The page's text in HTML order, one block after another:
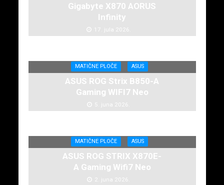
Gigabyte X870 AORUS
Infinity
17. jula 2026.
MATIČNE PLOČE ASUS
ASUS ROG Strix B850-A
Gaming WIFI7 Neo
5. juna 2026.
MATIČNE PLOČE ASUS
ASUS ROG STRIX X870E-
A Gaming Wifi7 Neo
2. juna 2026.